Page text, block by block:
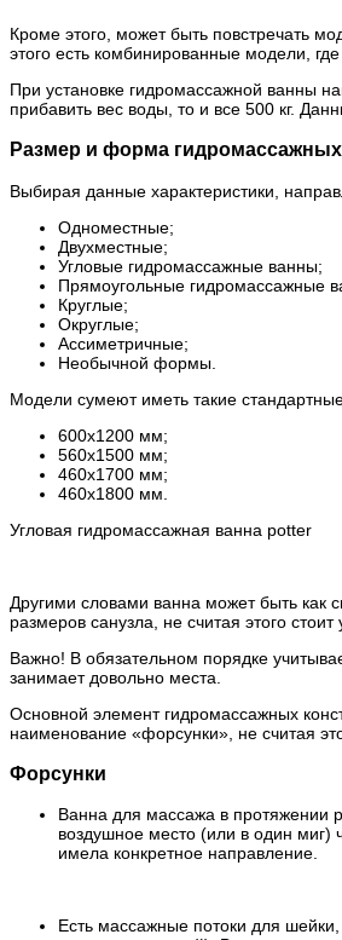
Кроме этого, может быть повстречать
этого есть комбинированные модели,
При установке гидромассажной ванны
прибавить вес воды, то и все 500 кг.
Размер и форма
Выбирая данные характеристики,
Одноместные;
Двухместные;
Угловые гидромассажные ванны;
Прямоугольные гидромассажные
Круглые;
Округлые;
Ассиметричные;
Необычной формы.
Модели сумеют иметь такие
600х1200 мм;
560х1500 мм;
460х1700 мм;
460х1800 мм.
Угловая гидромассажная ванна potter
Другими словами ванна может быть как
размеров санузла, не считая этого
Важно! В обязательном порядке
занимает довольно места.
Основной элемент гидромассажных
наименование «форсунки», не считая
Форсунки
Ванна для массажа в протяжении
воздушное место (или в один миг)
имела конкретное направление.
Есть массажные потоки для